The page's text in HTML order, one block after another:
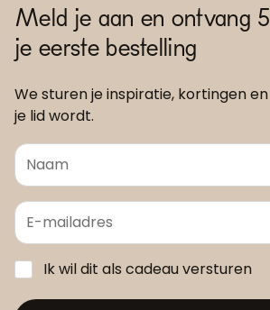
Meld je aan en ontvang
je eerste bestelling
We sturen je inspiratie, kortingen
je lid wordt.
Ik wil dit als cadeau versturen